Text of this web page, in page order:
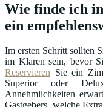
Wie finde ich
ein
Im ersten Schritt sollten
im Klaren sein, bevor
Reservieren Sie ein
Superior oder
Annehmlichkeiten